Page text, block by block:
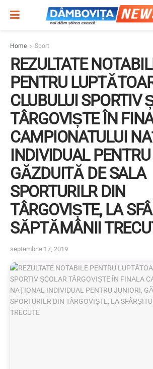
Home Sport
REZULTATE
PENTRU
CLUBULUI SPORTIV
TÂRGOVIȘTE ÎN
CAMPIONATULUI
INDIVIDUAL
GĂZDUITĂ DE SALA
SPORTURILR DIN
TÂRGOVIȘTE, LA
SĂPTĂMÂNII
septembrie 17, 2019